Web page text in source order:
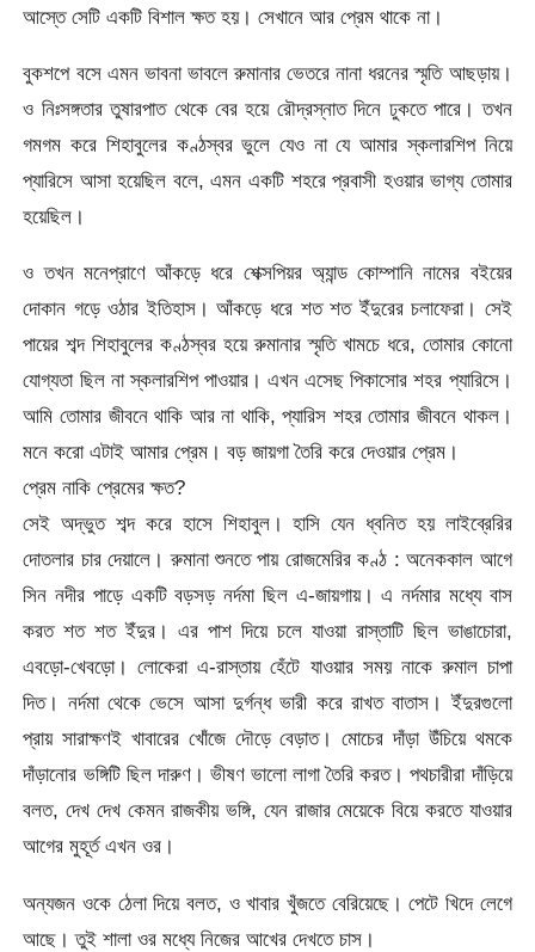
আস্তে সেটি একটি বিশাল ক্ষত হয়। সেখানে আর প্রেম থাকে না।
বুকশপে বসে এমন ভাবনা ভাবলে রুমানার ভেতরে নানা ধরনের স্মৃতি আছড়ায়।
ও নিঃসঙ্গতার তুষারপাত থেকে বের হয়ে রৌদ্রস্নাত দিনে ঢুকতে পারে। তখন
গমগম করে শিহাবুলের কণ্ঠস্বর ভুলে যেও না যে আমার স্কলারশিপ নিয়ে
প্যারিসে আসা হয়েছিল বলে, এমন একটি শহরে প্রবাসী হওয়ার ভাগ্য তোমার
হয়েছিল।
ও তখন মনেপ্রাণে আঁকড়ে ধরে শেক্সপিয়র অ্যান্ড কোম্পানি নামের বইয়ের
দোকান গড়ে ওঠার ইতিহাস। আঁকড়ে ধরে শত শত ইঁদুরের চলাফেরা। সেই
পায়ের শব্দ শিহাবুলের কণ্ঠস্বর হয়ে রুমানার স্মৃতি খামচে ধরে, তোমার কোনো
যোগ্যতা ছিল না স্কলারশিপ পাওয়ার। এখন এসেছ পিকাসোর শহর প্যারিসে।
আমি তোমার জীবনে থাকি আর না থাকি, প্যারিস শহর তোমার জীবনে থাকল।
মনে করো এটাই আমার প্রেম। বড় জায়গা তৈরি করে দেওয়ার প্রেম।
প্রেম নাকি প্রেমের ক্ষত?
সেই অদ্ভুত শব্দ করে হাসে শিহাবুল। হাসি যেন ধ্বনিত হয় লাইব্রেরির
দোতলার চার দেয়ালে। রুমানা শুনতে পায় রোজমেরির কণ্ঠ : অনেককাল আগে
সিন নদীর পাড়ে একটি বড়সড় নর্দমা ছিল এ-জায়গায়। এ নর্দমার মধ্যে বাস
করত শত শত ইঁদুর। এর পাশ দিয়ে চলে যাওয়া রাস্তাটি ছিল ভাঙাচোরা,
এবড়ো-খেবড়ো। লোকেরা এ-রাস্তায় হেঁটে যাওয়ার সময় নাকে রুমাল চাপা
দিত। নর্দমা থেকে ভেসে আসা দুর্গন্ধ ভারী করে রাখত বাতাস। ইঁদুরগুলো
প্রায় সারাক্ষণই খাবারের খোঁজে দৌড়ে বেড়াত। মোচের দাঁড়া উঁচিয়ে থমকে
দাঁড়ানোর ভঙ্গিটি ছিল দারুণ। ভীষণ ভালো লাগা তৈরি করত। পথচারীরা দাঁড়িয়ে
বলত, দেখ দেখ কেমন রাজকীয় ভঙ্গি, যেন রাজার মেয়েকে বিয়ে করতে যাওয়ার
আগের মুহূর্ত এখন ওর।
অন্যজন ওকে ঠেলা দিয়ে বলত, ও খাবার খুঁজতে বেরিয়েছে। পেটে খিদে লেগে
আছে। তুই শালা ওর মধ্যে নিজের আখের দেখতে চাস।